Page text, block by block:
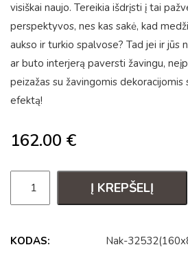
visiškai naujo. Tereikia išdrįsti į tai
perspektyvos, nes kas sakė, kad
aukso ir turkio spalvose? Tad jei ir jūs
ar buto interjerą paversti žavingu,
peizažas su žavingomis
efektą!
162.00 €
Į KREPŠELĮ
KODAS: Nak-